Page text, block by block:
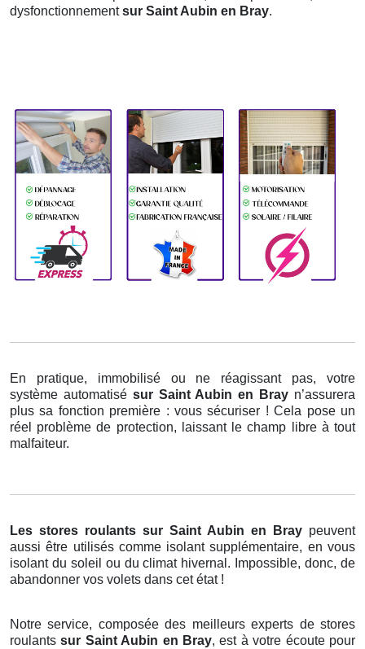
dysfonctionnementsur Saint Aubin en Bray.
En pratique, immobilisé ou ne réagissant pas, votre
système automatisé sur Saint Aubin en Bray n’assurera
plus sa fonction première : vous sécuriser ! Cela pose un
réel problème de protection, laissant le champ libre à tout
malfaiteur.
Les stores roulants sur Saint Aubin en Bray peuvent
aussi être utilisés comme isolant supplémentaire, en vous
isolant du soleil ou du climat hivernal. Impossible, donc, de
abandonner vos volets dans cet état !
Notre service, composée des meilleurs experts de stores
roulantssur Saint Aubin en Bray, est à votre écoute pour